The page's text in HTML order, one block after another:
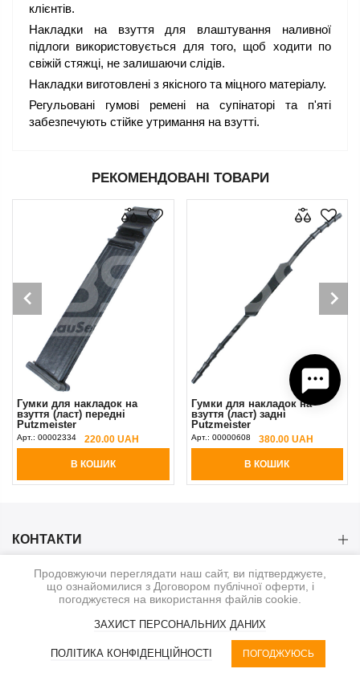
клієнтів.
Накладки на взуття для влаштування наливної
підлоги використовується для того, щоб ходити по
свіжій стяжці, не залишаючи слідів.
Накладки виготовлені з якісного та міцного матеріалу.
Регульовані гумові ремені на супінаторі та п'яті
забезпечують стійке утримання на взутті.
РЕКОМЕНДОВАНІ ТОВАРИ
Гумки для накладок на
взуття (ласт) передні
Putzmeister
Арт.: 00002334 220.00 UAH
В КОШИК
Гумки для накладок на
взуття (ласт) задні
Putzmeister
Арт.: 00000608 380.00 UAH
В КОШИК
КОНТАКТИ
КАТЕГОРІЇ
ІНФОРМАЦІЯ
© 2020-2026. BauServiceФІЛЬТР ПРОФІЛЬ
Продовжуючи переглядати наш сайт, ви підтверджуєте,
що ознайомилися з Договором публічної оферти, і
погоджуєтеся на використання файлів cookie.
ЗАХИСТ ПЕРСОНАЛЬНИХ ДАНИХ
ПОЛІТИКА КОНФІДЕНЦІЙНОСТІ ПОГОДЖУЮСЬ